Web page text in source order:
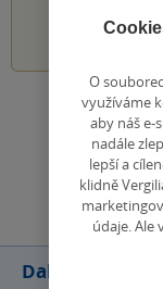
Další knihy
O
využíváme
aby náš e-
nadále
lepší a
klidně
údaje. Ale